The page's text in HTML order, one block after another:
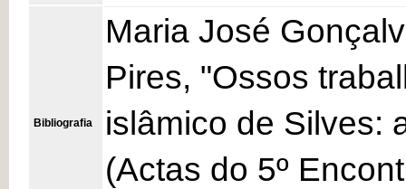
Bibliografia
Maria José
Pires, "Ossos
islâmico de Silves:
(Actas do 5º